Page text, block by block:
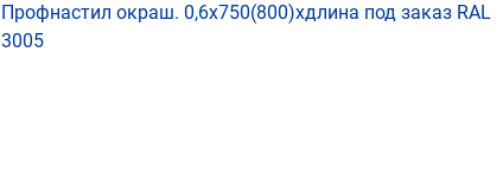
Профнастил окраш. 0,6х750(800)хдлина под заказ RAL
3005